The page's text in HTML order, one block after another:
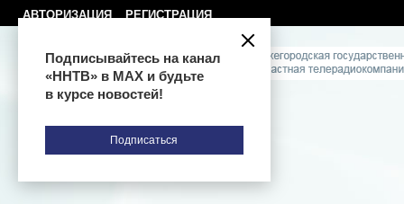
АВТОРИЗАЦИЯ РЕГИСТРАЦИЯ
Подписывайтесь на канал
«ННТВ» в МАХ и будьте
в курсе новостей!
Подписаться